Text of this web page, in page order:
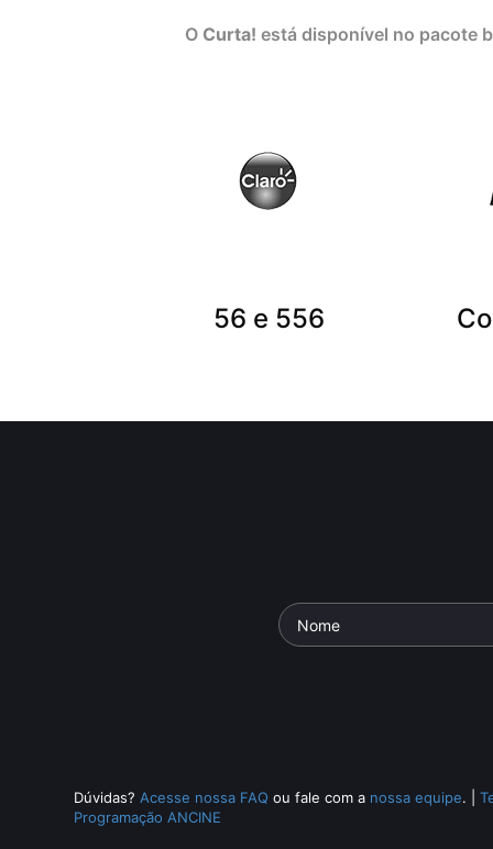
O Curta! está disponível no pacote
56 e 556
Dúvidas?Acesse nossa FAQ ou fale com a nossa equipe. |
Programação ANCINE